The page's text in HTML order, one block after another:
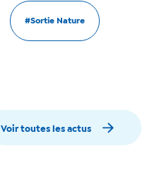
#Sortie Nature
Voir toutes les actus